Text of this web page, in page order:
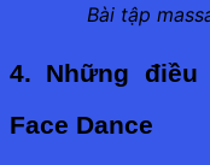
Bài tập
4. Những
Face Dance